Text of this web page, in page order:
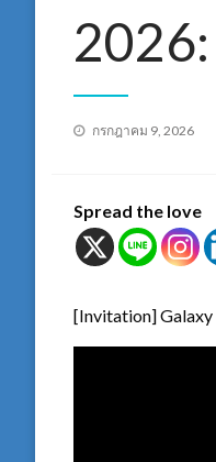
Posted
กรกฎาคม 9, 2026
Spread the love
[Invitation] Galaxy